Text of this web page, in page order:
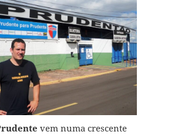
vem numa crescente